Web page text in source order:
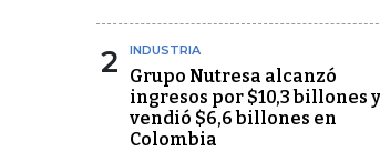
2 INDUSTRIA
Grupo Nutresa alcanzó
ingresos por $10,3 billones y
vendió $6,6 billones en
Colombia